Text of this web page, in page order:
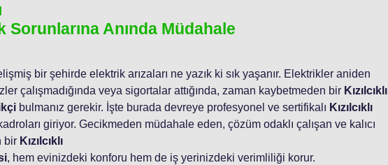
Sorunlarına Anında Müdahale
bir şehirde elektrik arızaları ne yazık ki sık yaşanır. Elektrikler aniden
çalışmadığında veya sigortalar attığında, zaman kaybetmeden bir Kızılcıklı
bulmanız gerekir. İşte burada devreye profesyonel ve sertifikalı Kızılcıklı
giriyor. Gecikmeden müdahale eden, çözüm odaklı çalışan ve kalıcı
bir Kızılcıklı
, hem evinizdeki konforu hem de iş yerinizdeki verimliliği korur.